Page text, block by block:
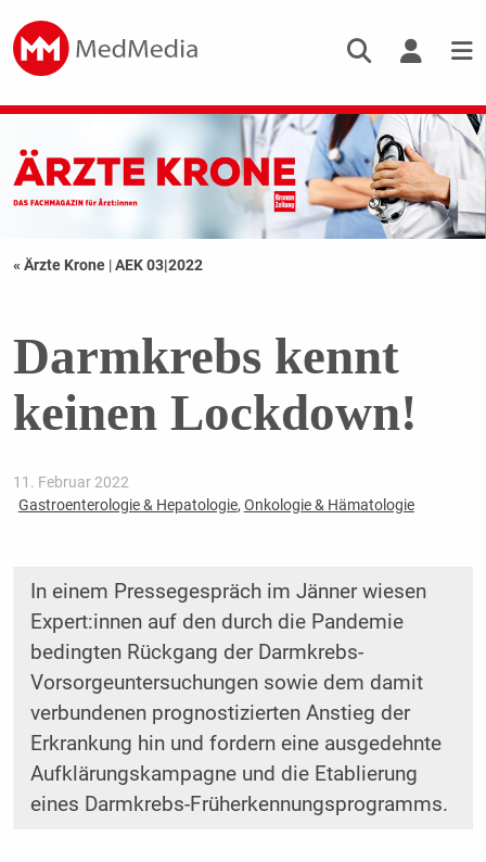
« Ärzte Krone |AEK 03|2022
Darmkrebs kennt
keinen Lockdown!
11. Februar 2022
Gastroenterologie & Hepatologie, Onkologie & Hämatologie
In einem Pressegespräch im Jänner wiesen
Expert:innen auf den durch die Pandemie
bedingten Rückgang der Darmkrebs-
Vorsorgeuntersuchungen sowie dem damit
verbundenen prognostizierten Anstieg der
Erkrankung hin und fordern eine ausgedehnte
Aufklärungskampagne und die Etablierung
eines Darmkrebs-Früherkennungsprogramms.